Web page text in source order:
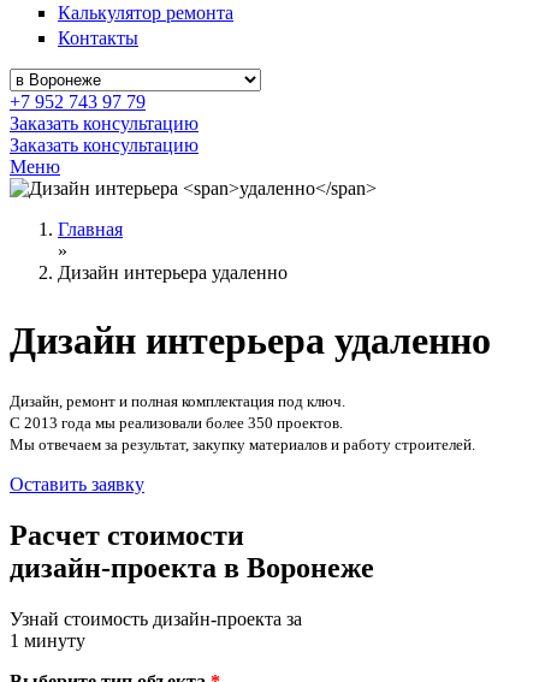
Калькулятор ремонта
Контакты
+7 952 743 97 79
Заказать консультацию
Заказать консультацию
Меню
Главная
»
Дизайн интерьера удаленно
Дизайн интерьера удаленно
Дизайн, ремонт и полная комплектация под ключ.
С 2013 года мы реализовали более 350 проектов.
Мы отвечаем за результат, закупку материалов и работу строителей.
Оставить заявку
Расчет стоимости
дизайн-проекта в Воронеже
Узнай стоимость дизайн-проекта за
1 минуту